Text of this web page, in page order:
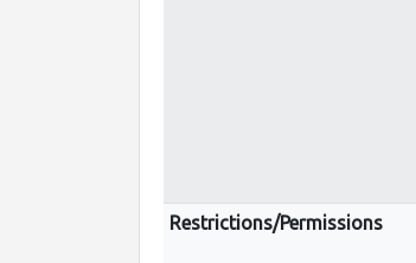
Restrictions/Permissions